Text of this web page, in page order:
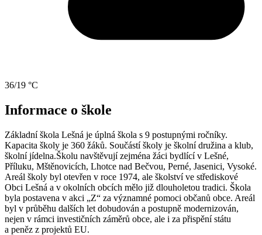
36/19 °C
Informace o škole
Základní škola Lešná je úplná škola s 9 postupnými ročníky.
Kapacita školy je 360 žáků. Součástí školy je školní družina a klub,
školní jídelna.Školu navštěvují zejména žáci bydlící v Lešné,
Příluku, Mštěnovicích, Lhotce nad Bečvou, Perné, Jasenici, Vysoké.
Areál školy byl otevřen v roce 1974, ale školství ve střediskové
Obci Lešná a v okolních obcích mělo již dlouholetou tradici. Škola
byla postavena v akci „Z“ za významné pomoci občanů obce. Areál
byl v průběhu dalších let dobudován a postupně modernizován,
nejen v rámci investičních záměrů obce, ale i za přispění státu
a peněz z projektů EU.